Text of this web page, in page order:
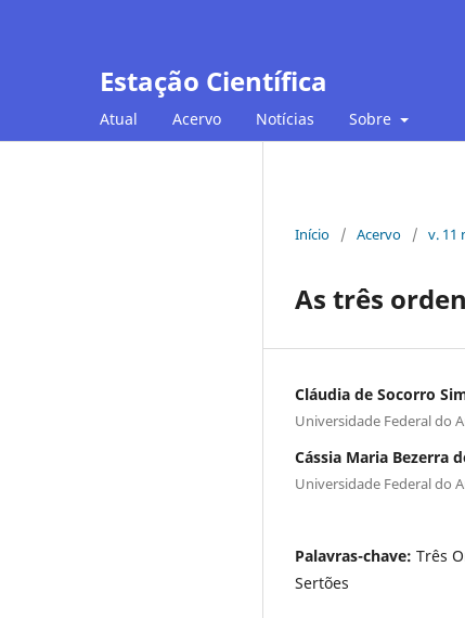
Estação Científica
Atual Acervo Notícias Sobre
Início / Acervo / v. 11
As três
Cláudia de Socorro
Universidade Federal do
Cássia Maria Bezerra
Universidade Federal do
Palavras-chave: Três
Sertões